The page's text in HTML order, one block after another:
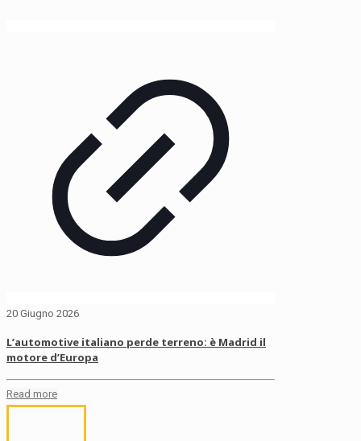
20 Giugno 2026
L’automotive italiano perde terreno: è Madrid il
motore d’Europa
Read more